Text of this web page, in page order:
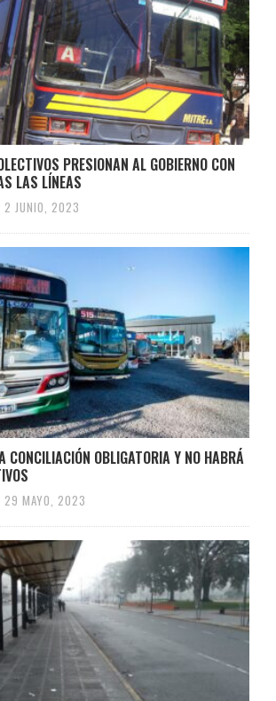
PRESIONAN AL GOBIERNO CON
LAS LÍNEAS
2 JUNIO, 2023
CONCILIACIÓN OBLIGATORIA Y NO HABRÁ
29 MAYO, 2023